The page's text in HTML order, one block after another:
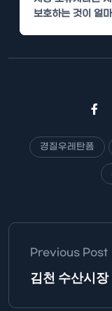
보호하는 것이 얼
경질우레탄폼
Previous Post
김천 수산시